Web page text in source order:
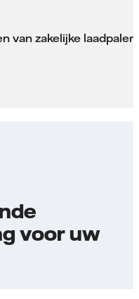
van zakelijke laadpalen
voor uw